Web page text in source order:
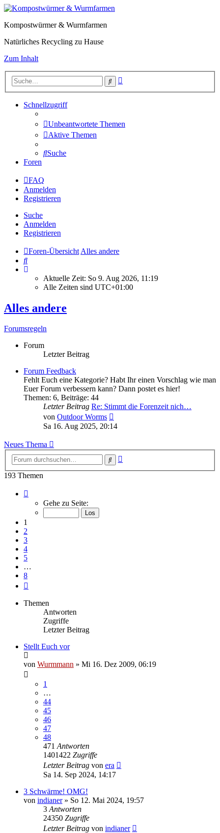
Kompostwürmer & Wurmfarmen
Natürliches Recycling zu Hause
Zum Inhalt
Suche
Schnellzugriff
Unbeantwortete Themen
Aktive Themen
Suche
Foren
FAQ
Anmelden
Registrieren
Suche
Anmelden
Registrieren
Foren-Übersicht Alles andere
Suche
Aktuelle Zeit: So 9. Aug 2026, 11:19
Alle Zeiten sind UTC+01:00
Alles andere
Forumsregeln
Forum
Letzter Beitrag
Forum Feedback
Fehlt Euch eine Kategorie? Habt Ihr einen Vorschlag wie man
Euer Forum verbessern kann? Dann postet es hier!
Themen: 6, Beiträge: 44
Letzter Beitrag Re: Stimmt die Forenzeit nich…
von Outdoor Worms
Beitrag
Sa 16. Aug 2025, 20:14
Neues Thema
Suche
193 Themen
von
Gehe zu Seite:
1
2
3
4
5
…
8
Themen
Antworten
Zugriffe
Letzter Beitrag
Stellt Euch vor
von Wurmmann » Mi 16. Dez 2009, 06:19
1
…
44
45
46
47
48
471 Antworten
1401422 Zugriffe
Letzter Beitrag von era
Sa 14. Sep 2024, 14:17
3 Schwärme! OMG!
von indianer» So 12. Mai 2024, 19:57
3 Antworten
24350 Zugriffe
Letzter Beitrag von indianer